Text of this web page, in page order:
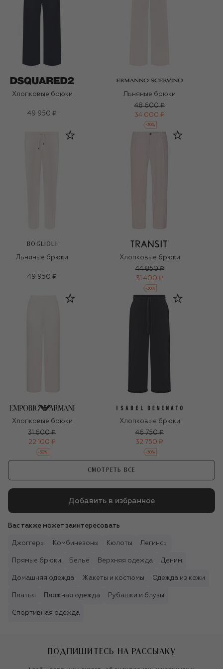
Хлопковые брюки
49 950 ₽
Льняные брюки
48 600 ₽
34 000 ₽
-30%
BOGLIOLI
Льняные брюки
49 950 ₽
Хлопковые брюки
44 850 ₽
31 400 ₽
-30%
Хлопковые брюки
31 600 ₽
22 100 ₽
-30%
Хлопковые брюки
46 750 ₽
32 750 ₽
-30%
СМОТРЕТЬ ВСЕ
Добавить в избранное
Вас также может заинтересовать
Джоггеры Комбинезоны Кюлоты Легинсы
Прямые брюки Бельё Верхняя одежда Деним
Домашняя одежда Жакеты и костюмы Одежда из кожи
Платья Пляжная одежда Рубашки и блузы
Спортивная одежда
ПОДПИШИТЕСЬ НА РАССЫЛКУ